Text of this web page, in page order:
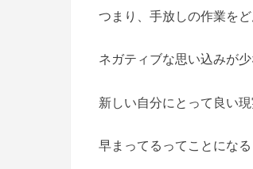
つまり、手放しの作業を
ネガティブな思い込みが少
新しい自分にとって良い
早まってるってことになる